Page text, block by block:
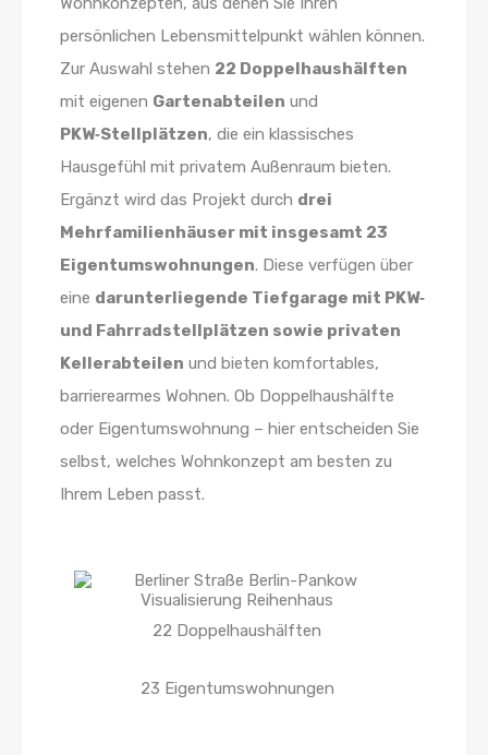
persönlichen Lebensmittelpunkt wählen können.
Zur Auswahl stehen 22 Doppelhaushälften
mit eigenen Gartenabteilen und
PKW‑Stellplätzen, die ein klassisches
Hausgefühl mit privatem Außenraum bieten.
Ergänzt wird das Projekt durch drei
Mehrfamilienhäuser mit insgesamt 23
Eigentumswohnungen. Diese verfügen über
eine darunterliegende Tiefgarage mit PKW‑
und Fahrradstellplätzen sowie privaten
Kellerabteilen und bieten komfortables,
barrierearmes Wohnen. Ob Doppelhaushälfte
oder Eigentumswohnung – hier entscheiden Sie
selbst, welches Wohnkonzept am besten zu
Ihrem Leben passt.
22 Doppelhaushälften
23 Eigentumswohnungen